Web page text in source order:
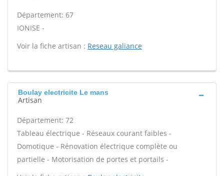
Département: 67
IONISE -
Voir la fiche artisan : Reseau galiance
Boulay electricite Le mans
Artisan
Département: 72
Tableau électrique - Réseaux courant faibles -
Domotique - Rénovation électrique complète ou
partielle - Motorisation de portes et portails -